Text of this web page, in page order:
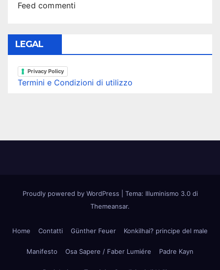
Feed commenti
LEGAL
Privacy Policy
Termini e Condizioni di utilizzo
Proudly powered by WordPress
Tema: Illuminismo 3.0 di
Themeansar.
Home Contatti Günther Feuer Konkilhai? principe del male
Manifesto Osa Sapere / Faber Lumiére Padre Kayn